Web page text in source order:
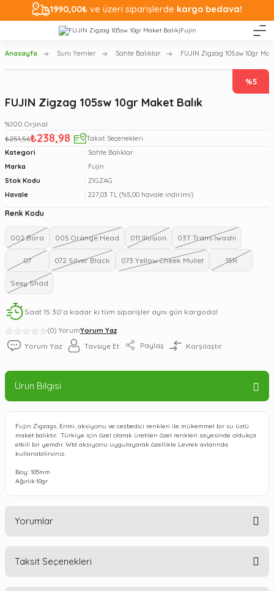
1990,00₺ ve üzeri siparişlerde kargo bedava!
Anasayfa Suni Yemler Sahte Balıklar FUJIN Zigzag 105sw 10gr
%5
(0) YorumYorum Yaz
FUJIN Zigzag 105sw 10gr Maket Balık
%100 Orjinal
₺251,56₺238,98
Taksit Seçenekleri
Kategori
Sahte Balıklar
Marka
Fujin
Stok Kodu
ZIGZAG
Havale
227,03 TL (%5,00 havale indirimi)
Renk Kodu
002 Bora 005 Orange Head 011 Illusion 03T Trans Iwashi
07 072 Silver Black 073 Yellow Cheek Mullet 15R
Sexy Shad
Saat 15:30’a kadar ki tüm siparişler aynı gün kargoda!
Yorum Yaz Tavsiye Et Paylaş Karşılaştır
Ürün Bilgisi
Fujin Zigzags, Erimi, aksiyonu ve cezbedici renkleri ile mükemmel bir su üstü
maket balıktır. Türkiye için özel olarak üretilen özel renkleri sayesinde oldukça
etkili bir yemdir. Wtd aksiyonu uygulayarak özellikle Levrek avlarında
kullanabilirsiniz.
Boy: 105mm
Ağırlık:10gr
Yorumlar
Taksit Seçenekleri